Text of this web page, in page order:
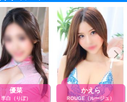
優菜
李白（りぽ）
かえら
ROUGE（ルージュ）